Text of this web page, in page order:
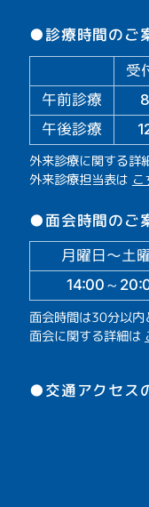
●診療時間のご
受
午前診療
午後診療
外来診療に関する詳
外来診療担当表は こ
●面会時間のご
月曜日～土
14:00～
面会時間は30分以内
面会に関する詳細は
●交通アクセス